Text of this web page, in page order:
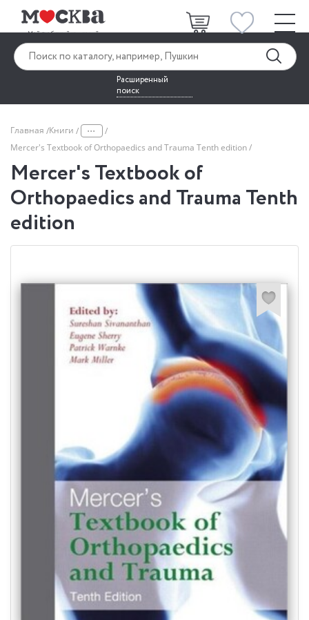
Расширенный
поиск
Главная Книги ...
Mercer's Textbook of Orthopaedics and Trauma Tenth edition
Mercer's Textbook of
Orthopaedics and Trauma Tenth
edition